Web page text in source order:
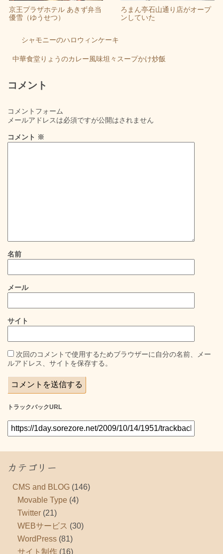
京王プラザホテル あきず弁当
優雪（ゆうせつ）
ろまん亭石山通り店がオープ
ンしていた
シャモニーのハロウィンケーキ
中華食堂りょうのカレー風味坦々スープかけ炒飯
コメント
コメントフォーム
メールアドレスは必須ですが公開はされません
コメント ※
名前
メール
サイト
次回のコメントで使用するためブラウザーに自分の名前、メー
ルアドレス、サイトを保存する。
トラックバックURL
カテゴリー
CMS and BLOG (146)
Movable Type (4)
Twitter (21)
WEBサービス (30)
WordPress (81)
サイト制作 (16)